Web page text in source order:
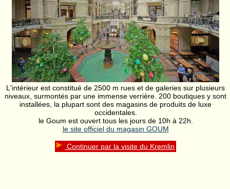
L'intérieur est constitué de 2500 m rues et de galeries sur plusieurs
niveaux, surmontés par une immense verrière. 200 boutiques y sont
installées, la plupart sont des magasins de produits de luxe
occidentales.
le Goum est ouvert tous les jours de 10h à 22h.
le site officiel du magasin GOUM
Continuer par la visite du Kremlin